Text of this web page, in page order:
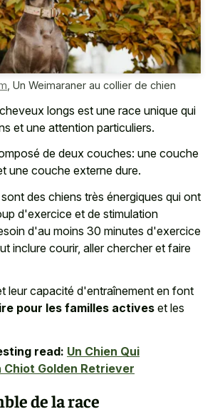
Un Weimaraner au collier de chien
cheveux longs est une race unique qui
et une attention particuliers.
de deux couches: une couche
une couche externe dure.
des chiens très énergiques qui ont
d'exercice et de stimulation
d'au moins 30 minutes d'exercice
inclure courir, aller chercher et faire
leur capacité d'entraînement en font
pour les familles actives et les
read: Un Chien Qui
Chiot Golden Retriever
de la race